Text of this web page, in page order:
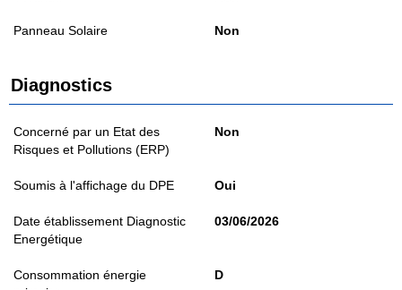
Panneau Solaire Non
Diagnostics
Concerné par un Etat des
Risques et Pollutions (ERP)
Non
Soumis à l'affichage du DPE Oui
Date établissement Diagnostic
Energétique
03/06/2026
Consommation énergie
D